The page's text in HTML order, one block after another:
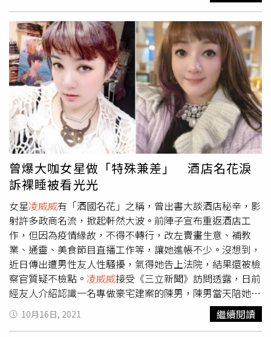
身上，「現實，自私，噁心，做作，虛僞，愛演戲。勢利
眼；就是他們夫妻的寫照。你們繼續觀察吧。」
也會透過人脈商借真實的場景，「沒有做到70%以上考察事
實、場景、服裝、故事題材的真實根據不行。」凌威威坦
言，其實一直有大型電視台和她接洽，想把自己一生的經歷
改編成電視劇，「現在我這邊金主自己有，他們想買版權，
要改編成戲，我要當製作人，選角我來選，劇本我來寫，再
找人潤飾，都會找大咖來演，會拍這30年來真實的酒店生
態。」據了解，現年46歲的凌葳威本名謝伊琪，1995年參
加環球中國小姐選美獲得第6名，之後轉戰演藝圈成為通告
藝人，亦曾參與類戲劇的演出，2010年因受到涉及仲介女
藝人飯局與性交易事件影響，而逐漸淡出演藝圈；由於曾在
酒店上過班，凌葳威曾出版有關酒店文化的自傳，並在書中
大爆秘辛，讓不少遭到影射的名人心慌慌。
曾爆大咖女星做「特殊兼差」 酒店名花淚
訴裸睡被看光光
女星凌威威有「酒國名花」之稱，曾出書大談酒店秘辛，影
射許多政商名流，掀起軒然大波。前陣子宣布重返酒店工
作，但因為疫情緣故，不得不轉行，改左賣畫生意、補教
業、通靈、美食節目直播工作等，讓她進帳不少。沒想到，
近日傳出遭男性友人性騷擾，氣得她告上法院，結果還被檢
察官質疑不檢點。 凌威威接受《三立新聞》訪問透露，日前
經友人介紹認識一名專做豪宅建案的陳男，陳男當天陪她去
買畫畫用具，以要幫她搬畫布為由進她家，後來就賴著不離
開。由於已經半夜，她緊急求助2名男性友人，結果3個男人
10月16日, 2021 繼續閱讀